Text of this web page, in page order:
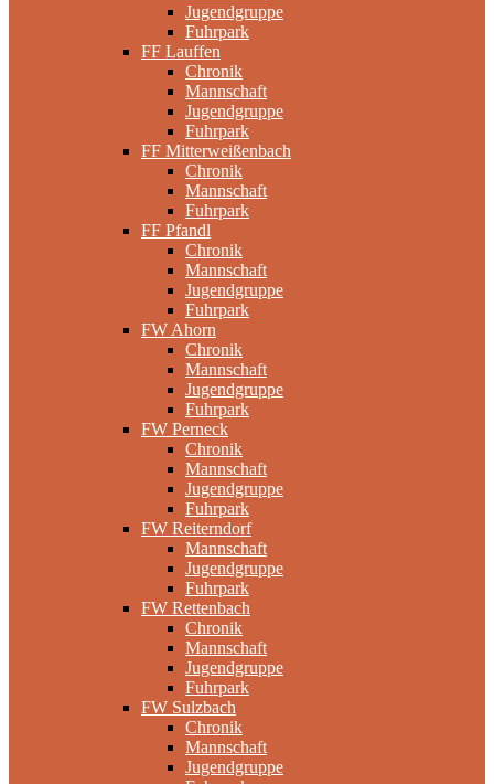
Jugendgruppe
Fuhrpark
FF Lauffen
Chronik
Mannschaft
Jugendgruppe
Fuhrpark
FF Mitterweißenbach
Chronik
Mannschaft
Fuhrpark
FF Pfandl
Chronik
Mannschaft
Jugendgruppe
Fuhrpark
FW Ahorn
Chronik
Mannschaft
Jugendgruppe
Fuhrpark
FW Perneck
Chronik
Mannschaft
Jugendgruppe
Fuhrpark
FW Reiterndorf
Mannschaft
Jugendgruppe
Fuhrpark
FW Rettenbach
Chronik
Mannschaft
Jugendgruppe
Fuhrpark
FW Sulzbach
Chronik
Mannschaft
Jugendgruppe